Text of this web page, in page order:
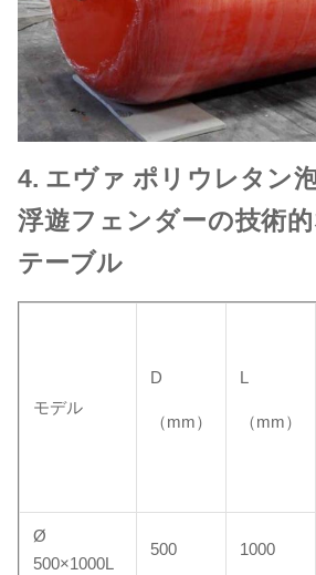
4. エヴァ ポリウレタン
浮遊フェンダーの技術
テーブル
モデル
D
（mm）
L
（mm）
Ø
500×1000L
500 1000